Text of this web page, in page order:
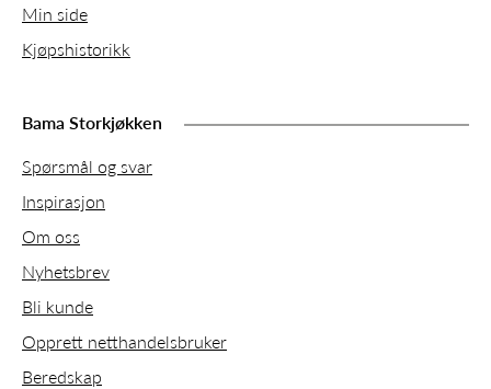
Min side
Kjøpshistorikk
Bama Storkjøkken
Spørsmål og svar
Inspirasjon
Om oss
Nyhetsbrev
Bli kunde
Opprett netthandelsbruker
Beredskap